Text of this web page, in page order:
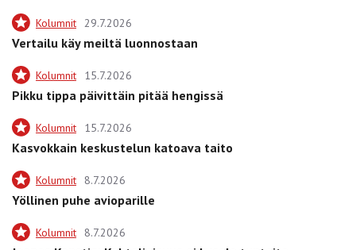
Kolumnit 29.7.2026
Vertailu käy meiltä luonnostaan
Kolumnit 15.7.2026
Pikku tippa päivittäin pitää hengissä
Kolumnit 15.7.2026
Kasvokkain keskustelun katoava taito
Kolumnit 8.7.2026
Yöllinen puhe avioparille
Kolumnit 8.7.2026